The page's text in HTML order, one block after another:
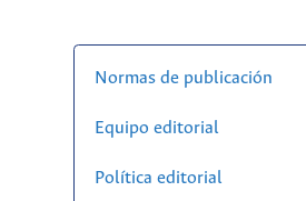
Normas de publicación
Equipo editorial
Política editorial